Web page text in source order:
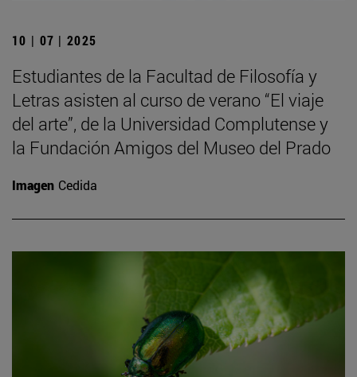
10 | 07 | 2025
Estudiantes de la Facultad de Filosofía y
Letras asisten al curso de verano “El viaje
del arte”, de la Universidad Complutense y
la Fundación Amigos del Museo del Prado
Imagen Cedida